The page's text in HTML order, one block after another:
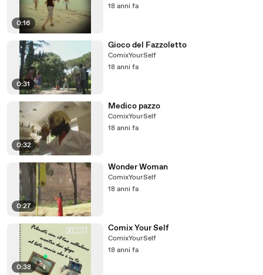
0:16
18 anni fa
0:31
Gioco del Fazzoletto
ComixYourSelf
18 anni fa
0:32
Medico pazzo
ComixYourSelf
18 anni fa
0:27
Wonder Woman
ComixYourSelf
18 anni fa
0:38
Comix Your Self
ComixYourSelf
18 anni fa